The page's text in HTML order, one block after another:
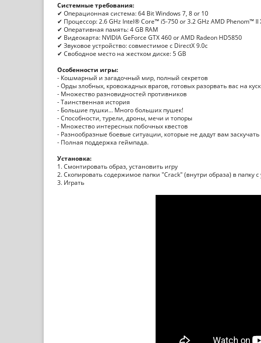
Системные требования:
✔ Операционная система: 64 Bit Windows 7, 8 or 10
✔ Процессор: 2.6 GHz Intel® Core™ i5-750 or 3.2 GHz AMD Phenom™ II
✔ Оперативная память: 4 GB RAM
✔ Видеокарта: NVIDIA GeForce GTX 460 or AMD Radeon HD5850
✔ Звуковое устройство: совместимое с DirectX 9.0с
✔ Свободное место на жестком диске: 5 GB
Особенности игры:
- Кошмарный и загадочный мир, полный секретов
- Орды злобных, кровожадных врагов, готовых разорвать вас на
- Множество разновидностей противников
- Таинственная история
- Большие пушки... Много больших пушек!
- Способности, турели, дроны, мечи и топоры
- Множество интересных побочных квестов
- Разнообразные боевые ситуации, которые не дадут вам заскучать
- Полная поддержка геймпада.
Установка:
1. Смонтировать образ, установить игру
2. Скопировать содержимое папки "Crack" (внутри образа) в папку
3. Играть